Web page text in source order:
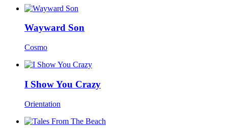
Wayward Son
Cosmo
I Show You Crazy
Orientation